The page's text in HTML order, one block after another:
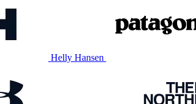
Helly Hansen